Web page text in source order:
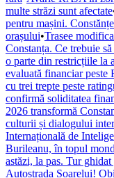
multe străzi sunt afectate
pentru mașini.
orașului•Trasee
Constanța. Ce trebuie
o parte din restricțiile la
evaluată financiar
cu trei trepte peste
confirmă soliditatea
2026 transformă
culturii și dialogului
Internațională de
Burileanu, în topul
astăzi, la pas. Tur
Autostrada Soarelui!